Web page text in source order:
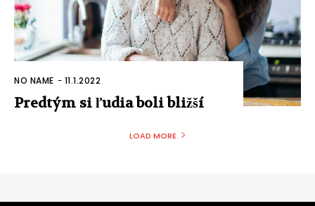
NO NAME - 11.1.2022
Predtým si ľudia boli bližší
LOAD MORE